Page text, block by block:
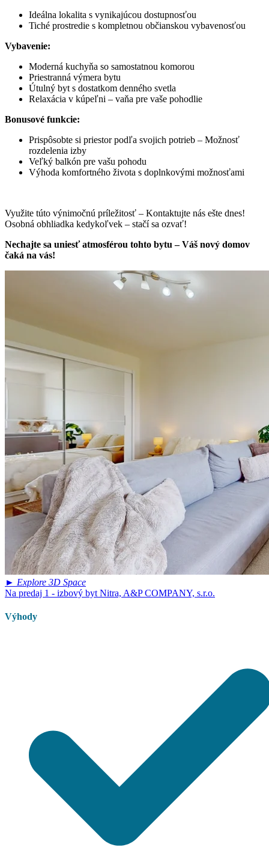
Ideálna lokalita s vynikajúcou dostupnosťou
Tiché prostredie s kompletnou občianskou vybavenosťou
Vybavenie:
Moderná kuchyňa so samostatnou komorou
Priestranná výmera bytu
Útulný byt s dostatkom denného svetla
Relaxácia v kúpeľni – vaňa pre vaše pohodlie
Bonusové funkcie:
Prispôsobte si priestor podľa svojich potrieb – Možnosť
rozdelenia izby
Veľký balkón pre vašu pohodu
Výhoda komfortného života s doplnkovými možnosťami
Využite túto výnimočnú príležitosť – Kontaktujte nás ešte dnes!
Osobná obhliadka kedykoľvek – stačí sa ozvať!
Nechajte sa uniesť atmosférou tohto bytu – Váš nový domov
čaká na vás!
► Explore 3D Space
Na predaj 1 - izbový byt Nitra, A&P COMPANY, s.r.o.
Výhody